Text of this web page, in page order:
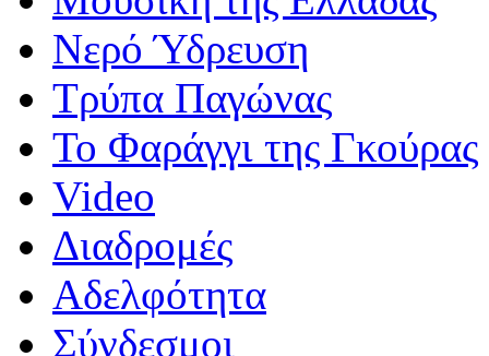
Νερό Ύδρευση
Τρύπα Παγώνας
Το Φαράγγι της Γκούρας
Video
Διαδρομές
Αδελφότητα
Σύνδεσμοι